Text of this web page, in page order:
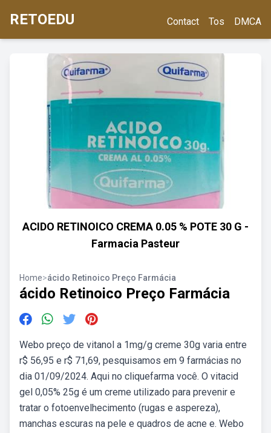
RETOEDU Contact Tos DMCA
ACIDO RETINOICO CREMA 0.05 % POTE 30 G -
Farmacia Pasteur
Home>ácido Retinoico Preço Farmácia
ácido Retinoico Preço Farmácia
Webo preço de vitanol a 1mg/g creme 30g varia entre
r$ 56,95 e r$ 71,69, pesquisamos em 9 farmácias no
dia 01/09/2024. Aqui no cliquefarma você. O vitacid
gel 0,05% 25g é um creme utilizado para prevenir e
tratar o fotoenvelhecimento (rugas e aspereza),
manchas escuras na pele e quadros de acne e. Webo